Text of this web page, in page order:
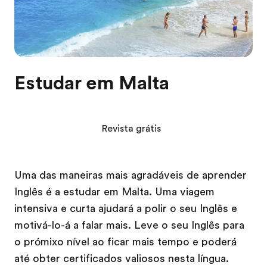
Junte-se a nós
Estudar em Malta
Uma das maneiras mais agradáveis de aprender
Inglês é a estudar em Malta. Uma viagem
intensiva e curta ajudará a polir o seu Inglês e
motivá-lo-á a falar mais. Leve o seu Inglês para
o prómixo nível ao ficar mais tempo e poderá
até obter certificados valiosos nesta língua.
Revista grátis